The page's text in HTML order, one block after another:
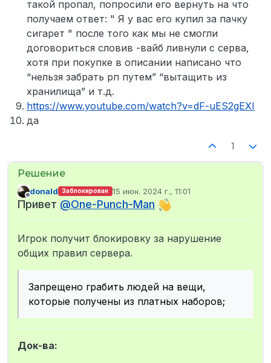
такой пропал, попросили его вернуть на что
получаем ответ: " Я у вас его купил за пачку
сигарет " после того как мы не смогли
договориться словив -вайб ливнули с серва,
хотя при покупке в описании написано что
“нельзя забрать рп путем” “вытащить из
хранилища” и т.д.
https://www.youtube.com/watch?v=dF-uES2gEXI
да
1
Не в сети
donald Заблокирован 15 июн. 2024 г., 11:01
отредактировано
Привет @One-Punch-Man
Игрок получит блокировку за нарушение
общих правил сервера.
Запрещено грабить людей на вещи,
которые получены из платных наборов;
Док-ва: